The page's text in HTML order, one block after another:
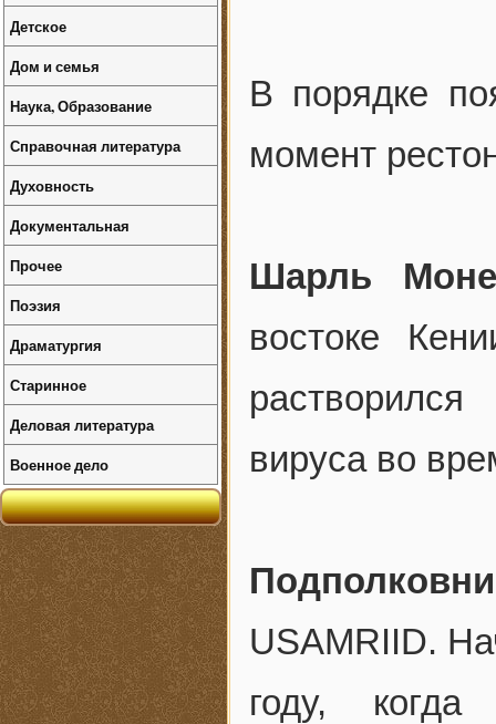
В порядке
момент
Шарль Моне
востоке
вируса во
USAMRIID.
году,
Детское
Дом и семья
Наука, Образование
Справочная литература
Духовность
Документальная
Прочее
Поэзия
Драматургия
Старинное
Деловая литература
Военное дело